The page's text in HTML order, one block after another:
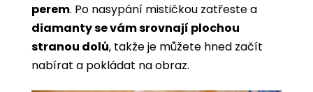
perem. Po nasypání mističkou zatřeste a
diamanty se vám srovnají plochou
stranou dolů, takže je můžete hned začít
nabírat a pokládat na obraz.